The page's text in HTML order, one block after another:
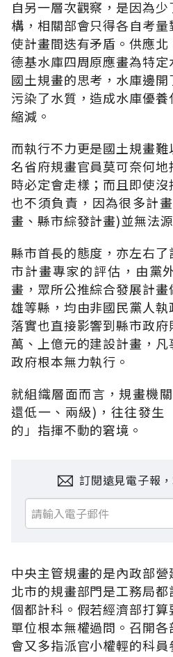
自另一層次觀察，是因為
構，相關部會只得各自考量
使計畫間迭有矛盾。供應北
德基水庫四周原應畫為特
國土規畫的思考，水庫邊開
污染了水質，造成水庫優
縮減。
而執行不力更是國土規畫
名省府規畫官員莫可奈何
時必定會走樣；而且即使
也不須負責，因為很多計
畫、縣市綜發計畫)並無法
縣市首長的態度，亦左右
市計畫專家的評估，由黨
畫，眾所公推綜合發展計
雄等縣，均由非國民黨人
落實也直接影響到縣市政
萬、上億元的建設計畫，
政府根本無力執行。
就組織層面而言，規畫機
還低一、兩級)，往往發生
的」指揮不動的窘境。
訂閱遠見電子報
中央主管規畫的是內政部
北市的規畫部門是工務局
個都計科。假若經濟部打
單位根本無權過問。召開
會又多指派官小權輕的科